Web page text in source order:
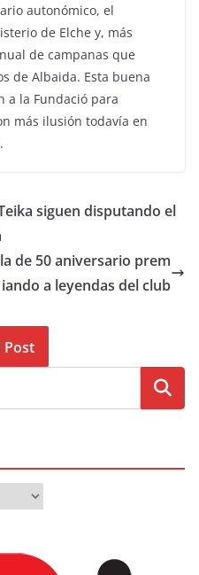
autonómico, el
de Elche y, más
de campanas que
de Albaida. Esta buena
a la Fundació para
más ilusión todavía en
siguen disputando el
de 50 aniversario prem
iando a leyendas del club
Post